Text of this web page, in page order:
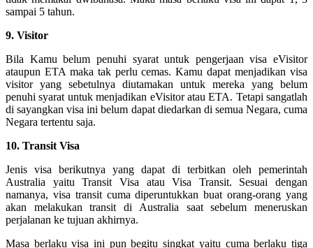
sampai 5 tahun.
9. Visitor
Bila Kamu belum penuhi syarat untuk pengerjaan visa eVisitor
ataupun ETA maka tak perlu cemas. Kamu dapat menjadikan visa
visitor yang sebetulnya diutamakan untuk mereka yang belum
penuhi syarat untuk menjadikan eVisitor atau ETA. Tetapi sangatlah
di sayangkan visa ini belum dapat diedarkan di semua Negara, cuma
Negara tertentu saja.
10. Transit Visa
Jenis visa berikutnya yang dapat di terbitkan oleh pemerintah
Australia yaitu Transit Visa atau Visa Transit. Sesuai dengan
namanya, visa transit cuma diperuntukkan buat orang-orang yang
akan melakukan transit di Australia saat sebelum meneruskan
perjalanan ke tujuan akhirnya.
Masa berlaku visa ini pun begitu singkat yaitu cuma berlaku tiga